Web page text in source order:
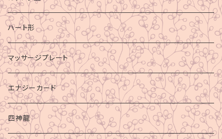
ハート形
マッサージプレート
エナジーカード
四神龍